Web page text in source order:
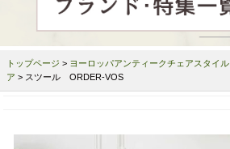
トップページ > ヨーロッパアンティークチェアスタイル
ア > スツール ORDER-VOS